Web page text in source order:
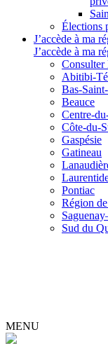
Élections
J’accède à ma
J’accède à ma
Consulter
Abitibi-
Bas-
Beauce
Centre-
Côte-du-
Gaspésie
Gatineau
Pontiac
Région
Sud du
MENU